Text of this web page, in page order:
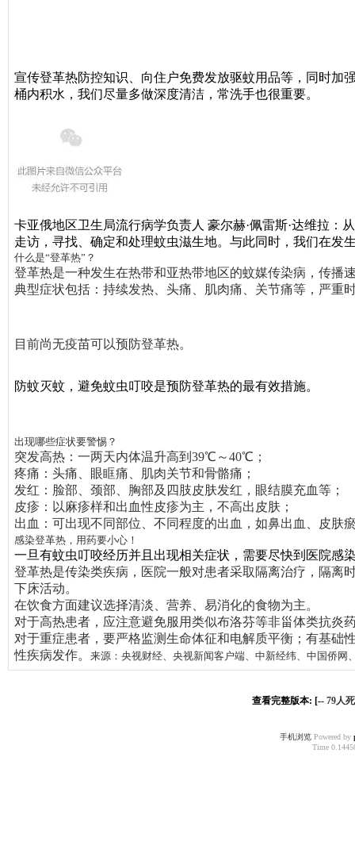
宣传登革热防控知识、向住户免费发放驱蚊用品等，同时加
桶内积水，我们尽量多做深度清洁，常洗手也很重要。
卡亚俄地区卫生局流行病学负责人 豪尔赫·佩雷斯·达维拉
走访，寻找、确定和处理蚊虫滋生地。与此同时，我们在发
什么是“登革热”？
登革热是一种发生在热带和亚热带地区的蚊媒传染病，传播
典型症状包括：持续发热、头痛、肌肉痛、关节痛等，严重
目前尚无疫苗可以预防登革热。
防蚊灭蚊，避免蚊虫叮咬是预防登革热的最有效措施。
出现哪些症状要警惕？
突发高热 ：一两天内体温升高到39℃～40℃；
疼痛 ：头痛、眼眶痛、肌肉关节和骨骼痛；
发红 ：脸部、颈部、胸部及四肢皮肤发红，眼结膜充血等；
皮疹 ：以麻疹样和出血性皮疹为主，不高出皮肤；
出血 ：可出现不同部位、不同程度的出血，如鼻出血、皮
感染登革热，用药要小心！
一旦有蚊虫叮咬经历并且出现相关症状，需要尽快到医院感
登革热是传染类疾病，医院一般对患者采取隔离治疗，隔离
下床活动。
在饮食方面建议选择清淡、营养、易消化的食物为主。
对于高热患者，应注意避免服用类似布洛芬等非甾体类抗炎
对于重症患者，要严格监测生命体征和电解质平衡；有基础
性疾病发作。 来源： 央视财经、央视新闻客户端、中新经纬、中国侨网
查看完整版本: [-- 79人
手机浏览Powered by
Time